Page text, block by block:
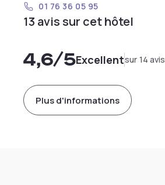
01 76 36 05 95
13 avis sur cet hôtel
4,6/5Excellentsur 14 avis
Plus d'informations